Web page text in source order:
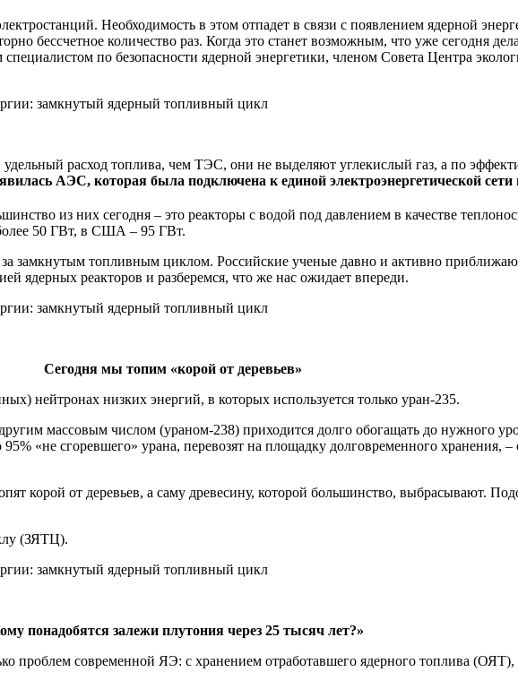
Необходимость в этом отпадет в связи с появлением ядерной
бессчетное количество раз. Когда это станет возможным, что уже сегодня
по безопасности ядерной энергетики, членом Совета Центра
расход топлива, чем ТЭС, они не выделяют углекислый газ, а по
АЭС, которая была подключена к единой электроэнергетической сети
из них сегодня – это реакторы с водой под давлением в качестве
50 ГВт, в США – 95 ГВт.
замкнутым топливным циклом. Российские ученые давно и активно
ядерных реакторов и разберемся, что же нас ожидает впереди.
Сегодня мы топим «корой от деревьев»
нейтронах низких энергий, в которых используется только уран-235.
массовым числом (ураном-238) приходится долго обогащать до нужного
«не сгоревшего» урана, перевозят на площадку долговременного
корой от деревьев, а саму древесину, которой большинство, выбрасывают.
(ЗЯТЦ).
понадобятся залежи плутония через 25 тысяч лет?»
проблем современной ЯЭ: с хранением отработавшего ядерного топлива